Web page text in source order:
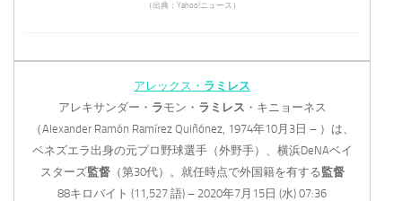
（出典：Yahoo!ニュース）
アレックス・ ラミレス
アレキサンダー・ ラモン・ ラミレス ・キニョーネス
（Alexander Ramón Ramírez Quiñónez, 1974年10月3日 – ）は、
ベネズエラ出身の元プロ野球選手（外野手）、横浜DeNAベイ
スターズ監督（第30代）。就任時点で外国籍を有する監督
88キロバイト (11,527 語) – 2020年7月15日 (水) 07:36